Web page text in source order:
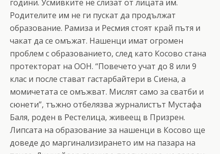
години. Усмивките не слизат от лицата им.
Родителите им не ги пускат да продължат
образование. Рамиза и Ресмия стоят край пътя и
чакат да се омъжат. Нашенци имат огромен
проблем с образованието, след като Косово стана
протекторат на ООН. “Повечето учат до 8 или 9
клас и после стават гастарбайтери в Сиена, а
момичетата се омъжват. Мислят само за сватби и
сюнети”, тъжно отбелязва журналистът Мустафа
Баля, роден в Рестелица, живеещ в Призрен.
Липсата на образование за нашенци в Косово ще
доведе до маргинализирането им на пазара на